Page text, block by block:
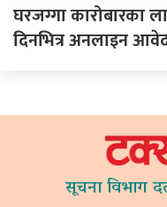
घरजग्गा कारोबारका
दिनभित्र अनलाइन
सूचना विभाग